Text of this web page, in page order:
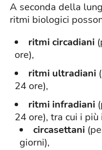
A seconda della
ritmi biologici
ritmi circadiani
ore),
ritmi ultradiani
24 ore),
ritmi infradiani
24 ore), tra cui i
circasettani
giorni),